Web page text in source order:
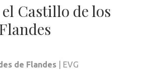
Castillo de los
de Flandes | EVG